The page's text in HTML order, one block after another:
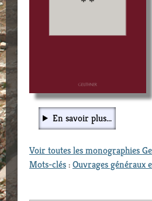
En savoir plus...
Voir toutes les monographies
Mots-clés:Ouvrages généraux